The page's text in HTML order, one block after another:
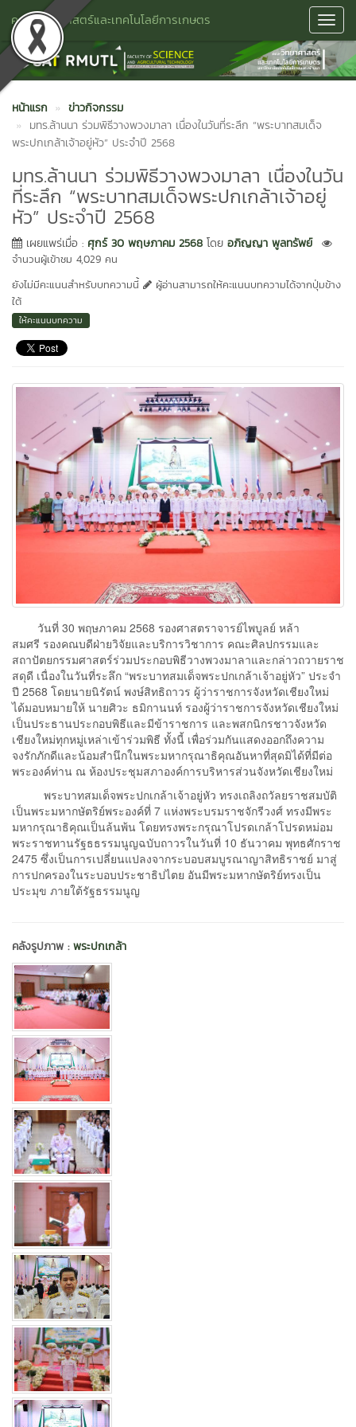
คณะวิทยาศาสตร์และเทคโนโลยีการเกษตร
หน้าแรก
ข่าวกิจกรรม
มทร.ล้านนา ร่วมพิธีวางพวงมาลา เนื่องในวันที่ระลึก “พระบาทสมเด็จ
พระปกเกล้าเจ้าอยู่หัว” ประจำปี 2568
มทร.ล้านนา ร่วมพิธีวางพวงมาลา เนื่องในวัน
ที่ระลึก “พระบาทสมเด็จพระปกเกล้าเจ้าอยู่
หัว” ประจำปี 2568
เผยแพร่เมื่อ : ศุกร์ 30 พฤษภาคม 2568 โดย อภิญญา พูลทรัพย์
จำนวนผู้เข้าชม 4,029 คน
ยังไม่มีคะแนนสำหรับบทความนี้
ผู้อ่านสามารถให้คะแนนบทความได้จากปุ่มข้าง
ใต้
ให้คะแนนบทความ
วันที่ 30 พฤษภาคม 2568 รองศาสตราจารย์ไพบูลย์ หล้า
สมศรี รองคณบดีฝ่ายวิจัยและบริการวิชาการ คณะศิลปกรรมและ
สถาปัตยกรรมศาสตร์ร่วมประกอบพิธีวางพวงมาลาและกล่าวถวายราช
สดุดี เนื่องในวันที่ระลึก “พระบาทสมเด็จพระปกเกล้าเจ้าอยู่หัว” ประจำ
ปี 2568 โดยนายนิรัตน์ พงษ์สิทธิถาวร ผู้ว่าราชการจังหวัดเชียงใหม่
ได้มอบหมายให้ นายศิวะ ธมิกานนท์ รองผู้ว่าราชการจังหวัดเชียงใหม่
เป็นประธานประกอบพิธีและมีข้าราชการ และพสกนิกรชาวจังหวัด
เชียงใหม่ทุกหมู่เหล่าเข้าร่วมพิธี ทั้งนี้ เพื่อร่วมกันแสดงออกถึงความ
จงรักภักดีและน้อมสำนึกในพระมหากรุณาธิคุณอันหาที่สุดมิได้ที่มีต่อ
พระองค์ท่าน ณ ห้องประชุมสภาองค์การบริหารส่วนจังหวัดเชียงใหม่
พระบาทสมเด็จพระปกเกล้าเจ้าอยู่หัว ทรงเถลิงถวัลยราชสมบัติ
เป็นพระมหากษัตริย์พระองค์ที่ 7 แห่งพระบรมราชจักรีวงศ์ ทรงมีพระ
มหากรุณาธิคุณเป็นล้นพ้น โดยทรงพระกรุณาโปรดเกล้าโปรดหม่อม
พระราชทานรัฐธธรรมนูญฉบับถาวรในวันที่ 10 ธันวาคม พุทธศักราช
2475 ซึ่งเป็นการเปลี่ยนแปลงจากระบอบสมบูรณาญาสิทธิราชย์ มาสู่
การปกครองในระบอบประชาธิปไตย อันมีพระมหากษัตริย์ทรงเป็น
ประมุข ภายใต้รัฐธรรมนูญ
คลังรูปภาพ :พระปกเกล้า